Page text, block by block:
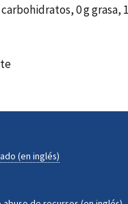
0 g grasa,
(en inglés)